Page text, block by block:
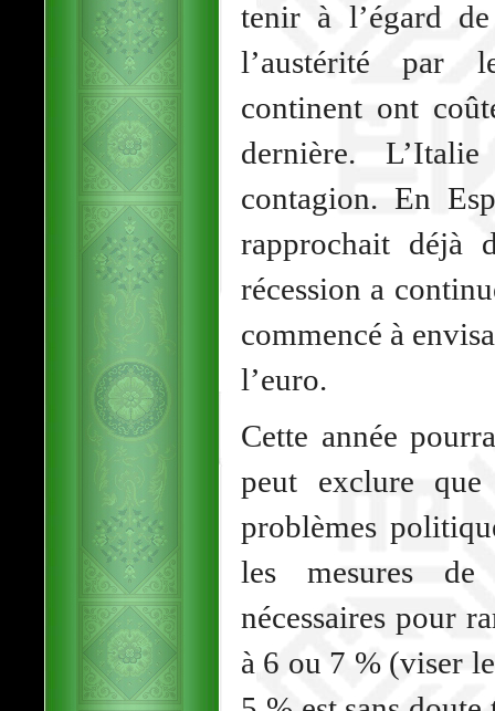
tenir à l’égard
l’austérité par
continent ont
dernière.
contagion. En
rapprochait
récession a
commencé à
l’euro.
Cette année
peut exclure
problèmes
les mesures de
nécessaires pour
à 6 ou 7 % (viser